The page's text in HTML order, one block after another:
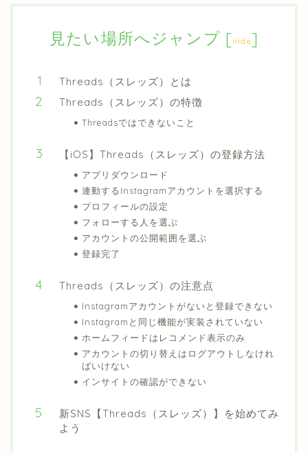
見たい場所へジャンプ [ hide]
Threads（スレッズ）とは
Threads（スレッズ）の特徴
Threadsではできないこと
【iOS】Threads（スレッズ）の登録方法
アプリダウンロード
連動するInstagramアカウントを選択する
プロフィールの設定
フォローする人を選ぶ
アカウントの公開範囲を選ぶ
登録完了
Threads（スレッズ）の注意点
Instagramアカウントがないと登録できない
Instagramと同じ機能が実装されていない
ホームフィードはレコメンド表示のみ
アカウントの切り替えはログアウトしなけれ
ばいけない
インサイトの確認ができない
新SNS【Threads（スレッズ）】を始めてみ
よう